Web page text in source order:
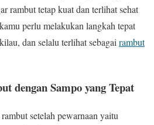
rambut tetap kuat dan terlihat sehat
perlu melakukan langkah tepat
dan selalu terlihat sebagai rambut
dengan Sampo yang Tepat
setelah pewarnaan yaitu